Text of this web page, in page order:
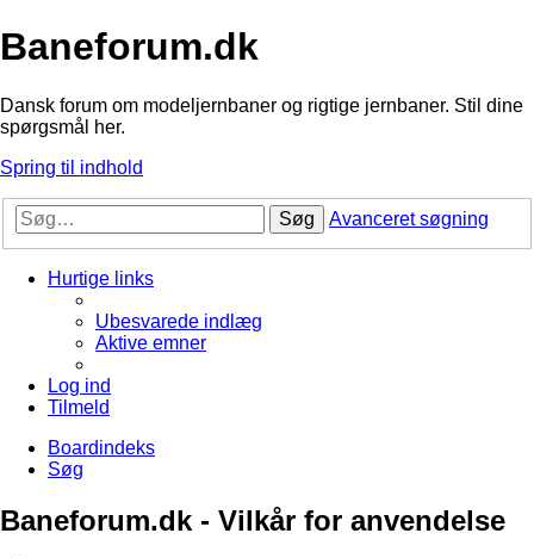
Baneforum.dk
Dansk forum om modeljernbaner og rigtige jernbaner. Stil dine
spørgsmål her.
Spring til indhold
Søg Avanceret søgning
Hurtige links
Ubesvarede indlæg
Aktive emner
Log ind
Tilmeld
Boardindeks
Søg
Baneforum.dk - Vilkår for anvendelse